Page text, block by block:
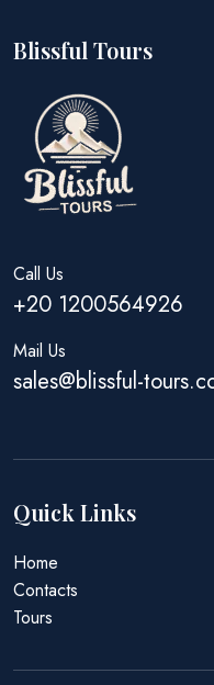
Blissful Tours
Call Us
+20 1200564926
Mail Us
sales@blissful-
Quick Links
Home
Contacts
Tours